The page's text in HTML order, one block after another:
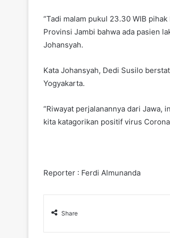
“Tadi malam pukul 23.30 WIB
Provinsi Jambi bahwa ada pasien
Johansyah.
Kata Johansyah, Dedi Susilo
Yogyakarta.
“Riwayat perjalanannya dari Jawa,
kita katagorikan positif virus
Reporter : Ferdi Almunanda
Share